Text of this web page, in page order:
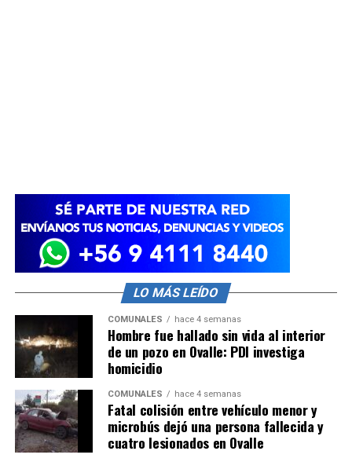
LO MÁS LEÍDO
COMUNALES hace 4 semanas
Hombre fue hallado sin vida al interior
de un pozo en Ovalle: PDI investiga
homicidio
COMUNALES hace 4 semanas
Fatal colisión entre vehículo menor y
microbús dejó una persona fallecida y
cuatro lesionados en Ovalle